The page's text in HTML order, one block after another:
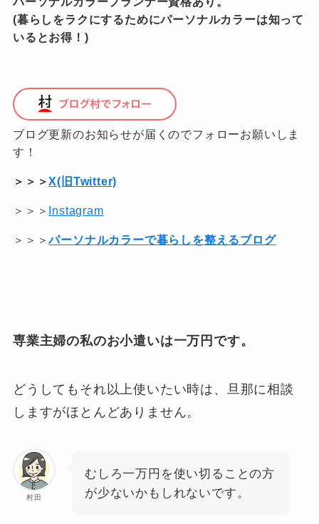
(暮らしをラクにするためにパーソナルカラーは知って
いるとお得！)
ブログ更新のお知らせが届くのでフォローお願いしま
す！
＞＞＞X(旧Twitter)
＞＞＞ Instagram
＞＞＞パーソナルカラーで暮らしを整えるブログ
専業主婦の私のお小遣いは一万円です。
どうしてもそれ以上使いたい時は、旦那に相談
しますがほとんどありません。
村田
むしろ一万円を使い切ることの方
が少ないかもしれないです。